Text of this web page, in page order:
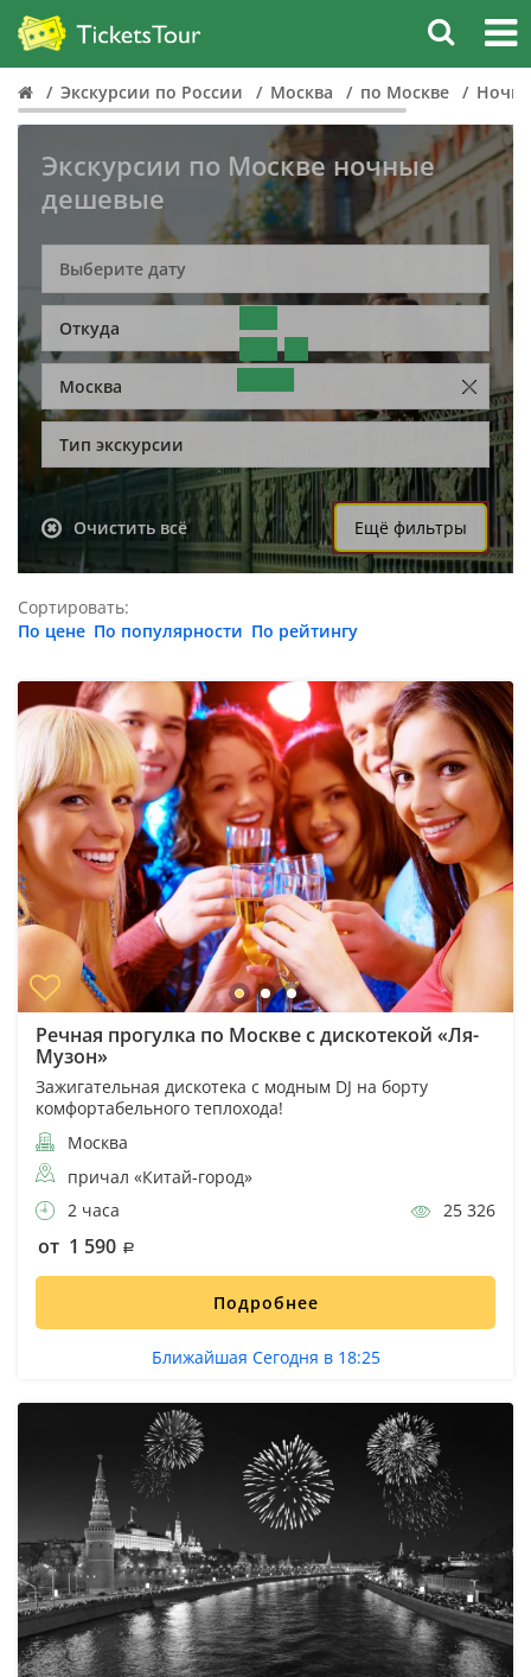
Экскурсии по России Москва по Москве
Экскурсии по Москве ночные
дешевые
Откуда
Москва
Тип экскурсии
Очистить всё Ещё фильтры
Сортировать:
По цене По популярности По рейтингу
Речная прогулка по Москве с дискотекой «Ля-
Музон»
Зажигательная дискотека с модным DJ на борту
комфортабельного теплохода!
Москва
причал «Китай-город»
2 часа
25 326
от 1 590
Подробнее
Ближайшая Сегодня в 18:25